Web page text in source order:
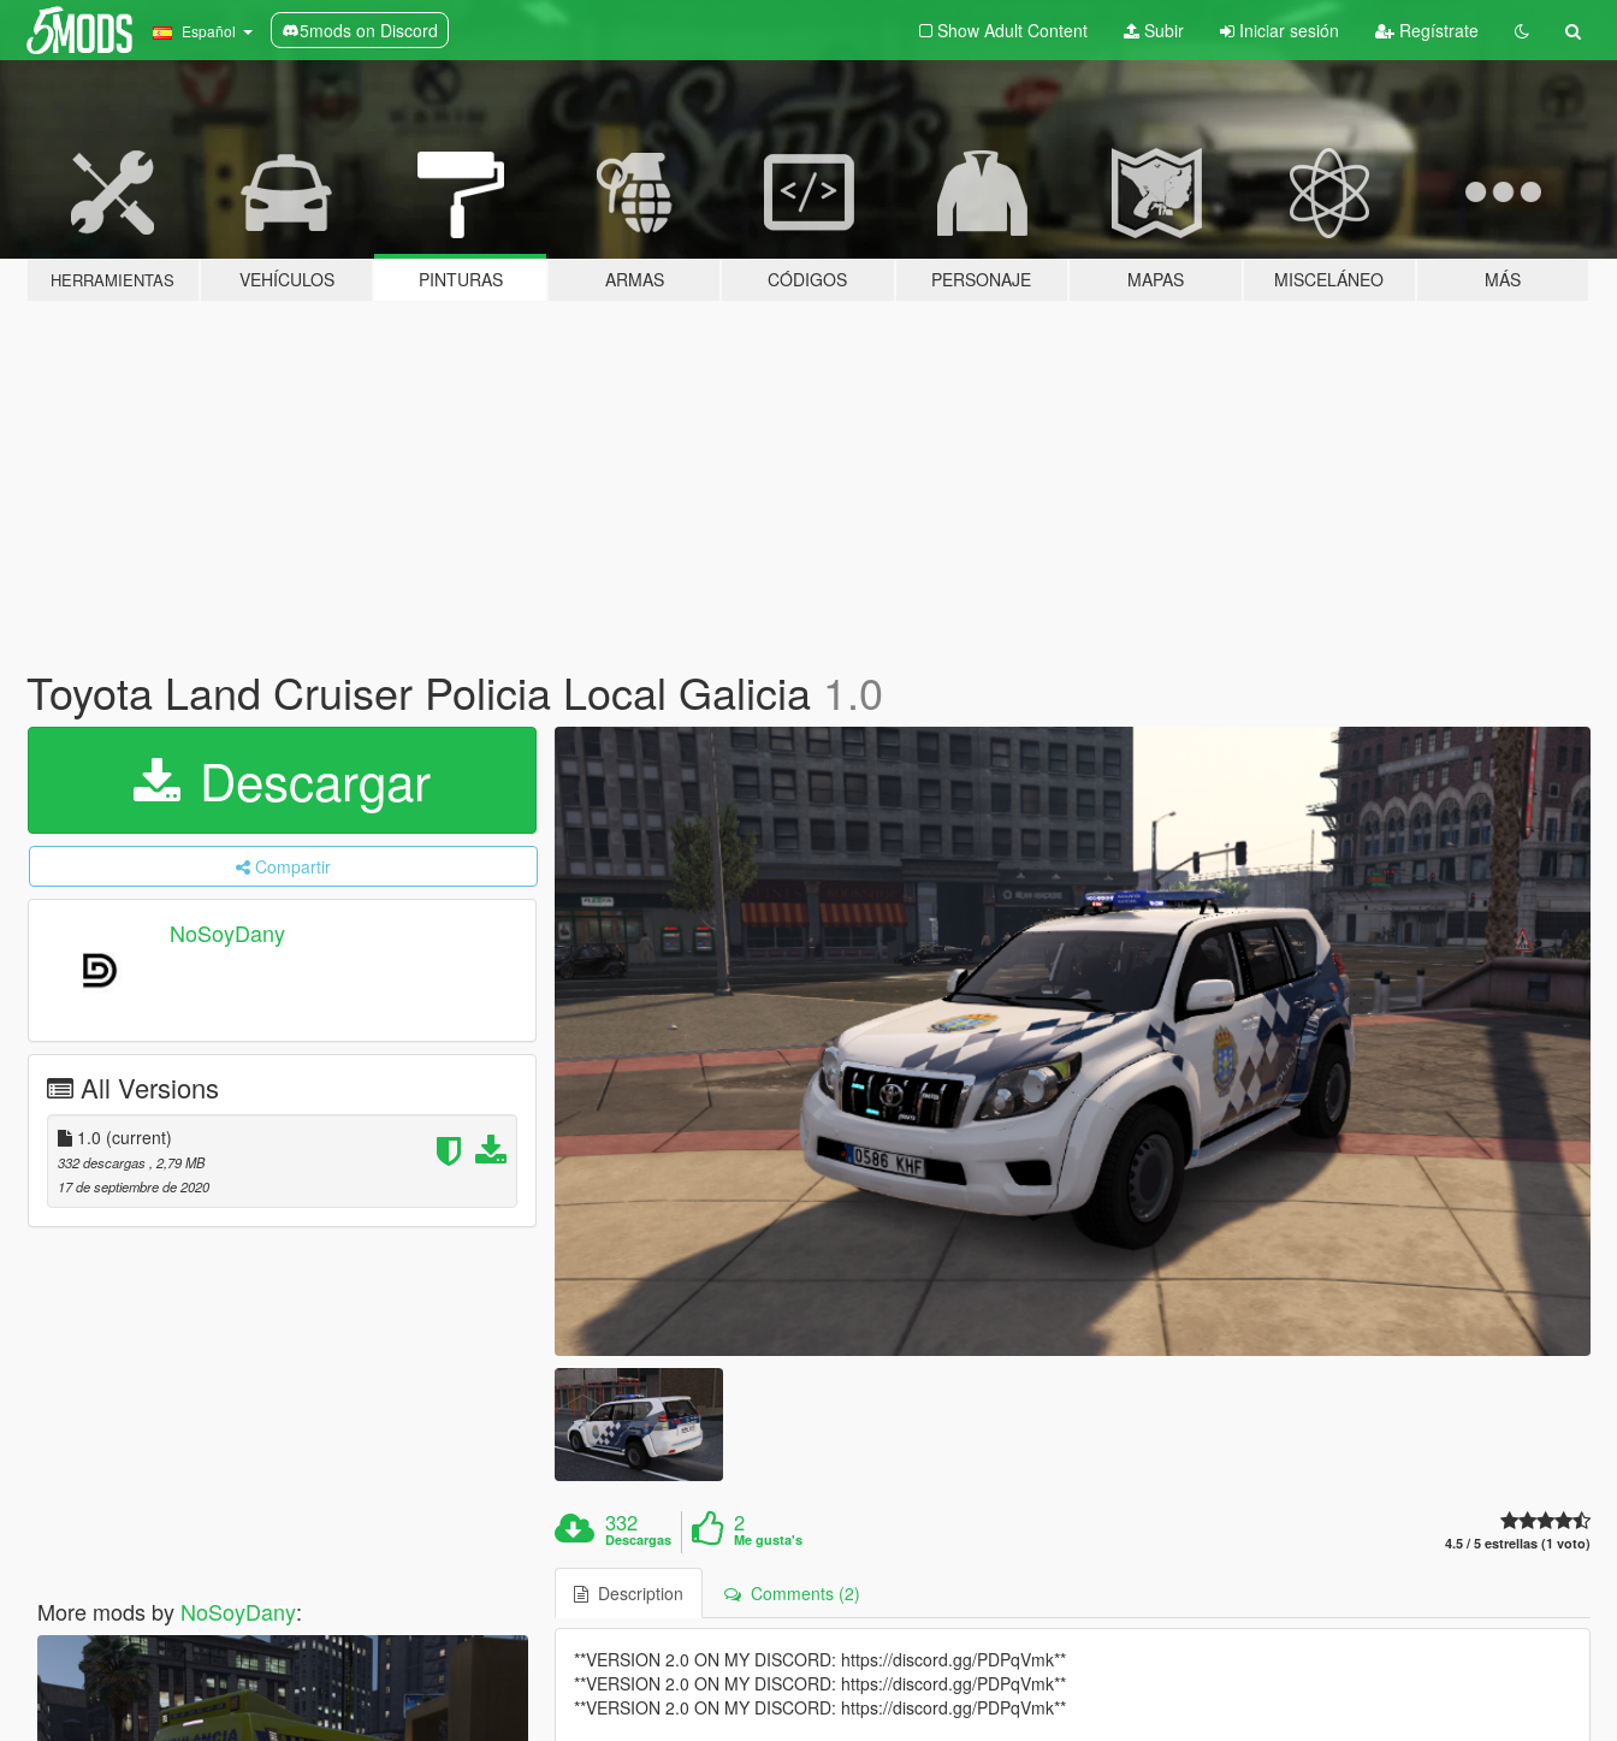
Español 5mods on Discord Show Adult Content Subir Iniciar sesión Regístrate
HERRAMIENTAS VEHÍCULOS PINTURAS ARMAS CÓDIGOS PERSONAJE MAPAS MISCELÁNEO MÁS
Toyota Land Cruiser Policia Local Galicia 1.0
Descargar
Compartir
NoSoyDany
All Versions
1.0 (current)
332 descargas , 2,79 MB
17 de septiembre de 2020
More mods by NoSoyDany:
332
Descargas
2
Me gusta's 4.5 / 5 estrellas (1 voto)
Description Comments (2)
**VERSION 2.0 ON MY DISCORD: https://discord.gg/PDPqVmk**
**VERSION 2.0 ON MY DISCORD: https://discord.gg/PDPqVmk**
**VERSION 2.0 ON MY DISCORD: https://discord.gg/PDPqVmk**